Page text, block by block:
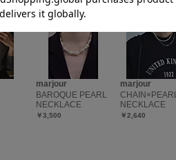
marjour
BAROQUE PEARL
NECKLACE
￥3,500
marjour
CHAIN×PEARL
NECKLACE
￥2,640